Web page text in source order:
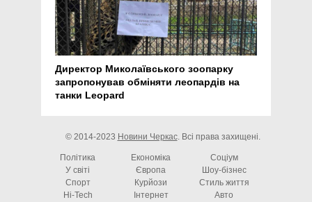
Директор Миколаївського зоопарку
запропонував обміняти леопардів на
танки Leopard
© 2014-2023 Новини Черкас. Всі права захищені.
Політика Економіка
Соціум
У світі
Європа
Шоу-бізнес
Спорт
Курйози
Стиль життя
Hi-Tech
Інтернет Авто